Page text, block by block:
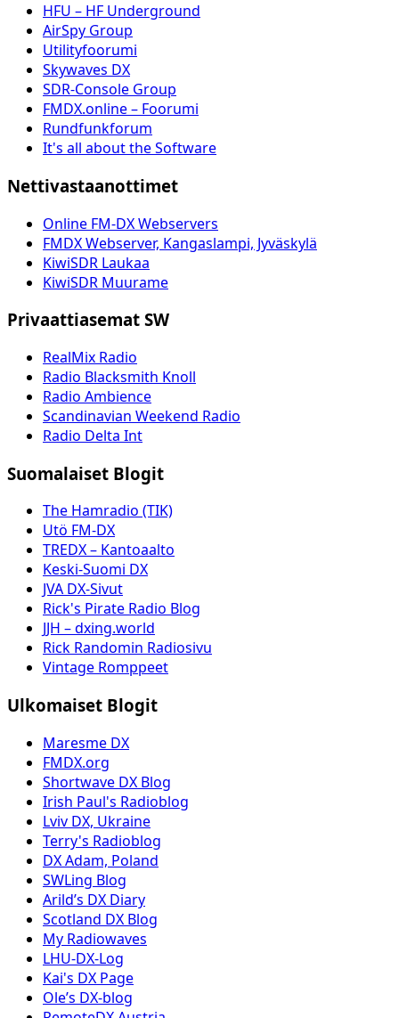
HFU – HF Underground
AirSpy Group
Utilityfoorumi
Skywaves DX
SDR-Console Group
FMDX.online – Foorumi
Rundfunkforum
It's all about the Software
Nettivastaanottimet
Online FM-DX Webservers
FMDX Webserver, Kangaslampi, Jyväskylä
KiwiSDR Laukaa
KiwiSDR Muurame
Privaattiasemat SW
RealMix Radio
Radio Blacksmith Knoll
Radio Ambience
Scandinavian Weekend Radio
Radio Delta Int
Suomalaiset Blogit
The Hamradio (TIK)
Utö FM-DX
TREDX – Kantoaalto
Keski-Suomi DX
JVA DX-Sivut
Rick's Pirate Radio Blog
JJH – dxing.world
Rick Randomin Radiosivu
Vintage Romppeet
Ulkomaiset Blogit
Maresme DX
FMDX.org
Shortwave DX Blog
Irish Paul's Radioblog
Lviv DX, Ukraine
Terry's Radioblog
DX Adam, Poland
SWLing Blog
Arild’s DX Diary
Scotland DX Blog
My Radiowaves
LHU-DX-Log
Kai's DX Page
Ole’s DX-blog